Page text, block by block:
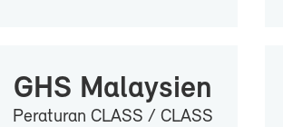
GHS Ma­lay­si­en
Pe­ra­tur­an CLASS / CLASS